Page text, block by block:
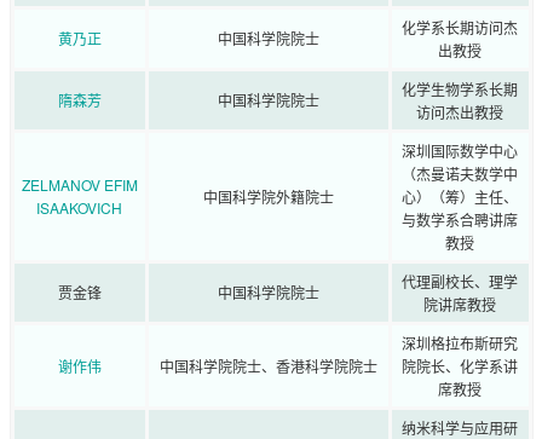
黄乃正 中国科学院院士
化学系长期访问杰
出教授
隋森芳 中国科学院院士
化学生物学系长期
访问杰出教授
ZELMANOV EFIM
ISAAKOVICH
中国科学院外籍院士
深圳国际数学中心
（杰曼诺夫数学中
心）（筹）主任、
与数学系合聘讲席
教授
贾金锋 中国科学院院士
代理副校长、理学
院讲席教授
谢作伟 中国科学院院士、香港科学院院士
深圳格拉布斯研究
院院长、化学系讲
席教授
纳米科学与应用研